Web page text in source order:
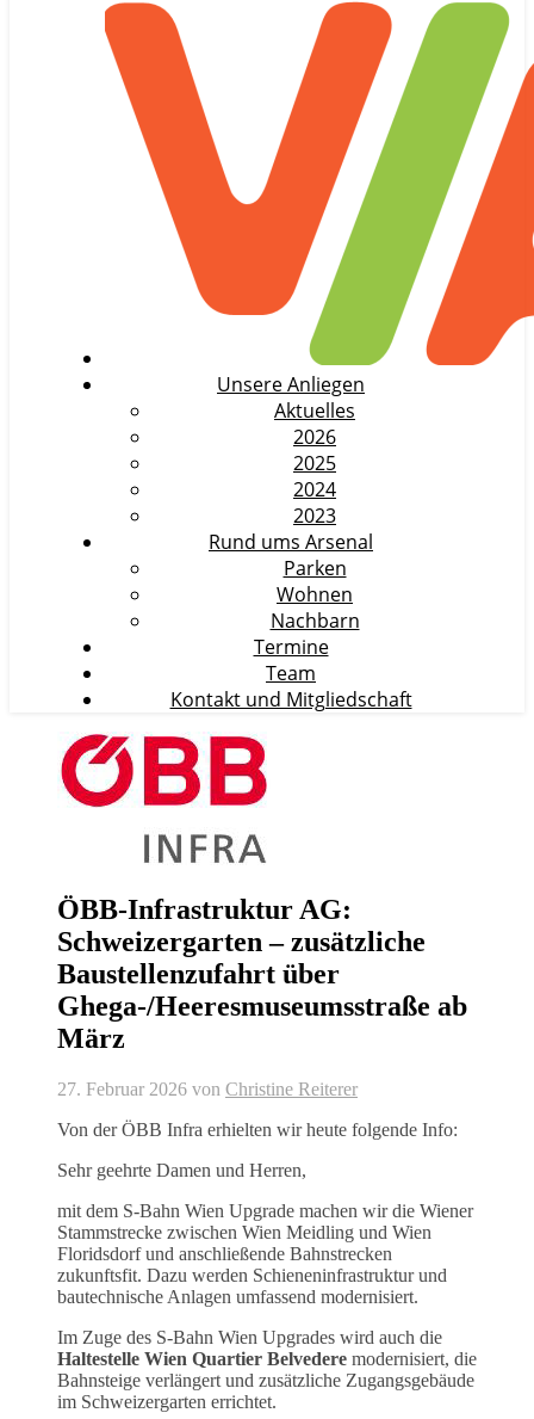
Unsere Anliegen
Aktuelles
2026
2025
2024
2023
Rund ums Arsenal
Parken
Wohnen
Nachbarn
Termine
Team
Kontakt und Mitgliedschaft
ÖBB-Infrastruktur AG:
Schweizergarten – zusätzliche
Baustellenzufahrt über
Ghega-/Heeresmuseumsstraße ab
März
27. Februar 2026 von Christine Reiterer
Von der ÖBB Infra erhielten wir heute folgende Info:
Sehr geehrte Damen und Herren,
mit dem S-Bahn Wien Upgrade machen wir die Wiener
Stammstrecke zwischen Wien Meidling und Wien
Floridsdorf und anschließende Bahnstrecken
zukunftsfit. Dazu werden Schieneninfrastruktur und
bautechnische Anlagen umfassend modernisiert.
Im Zuge des S-Bahn Wien Upgrades wird auch die
Haltestelle Wien Quartier Belvedere modernisiert, die
Bahnsteige verlängert und zusätzliche Zugangsgebäude
im Schweizergarten errichtet.